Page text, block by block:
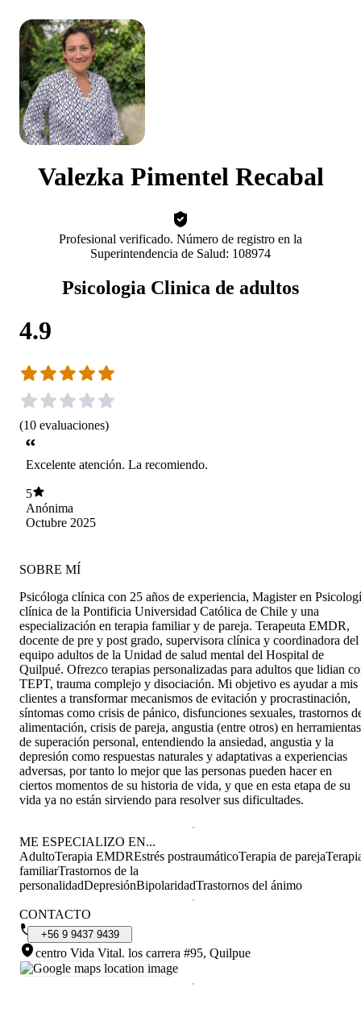
Valezka Pimentel Recabal
Profesional verificado. Número de registro en la
Superintendencia de Salud: 108974
Psicologia Clinica de adultos
4.9
(10 evaluaciones)
Excelente atención. La recomiendo.
5
Anónima
Octubre 2025
SOBRE MÍ
Psicóloga clínica con 25 años de experiencia, Magister en
clínica de la Pontificia Universidad Católica de Chile y una
especialización en terapia familiar y de pareja. Terapeuta EMDR,
docente de pre y post grado, supervisora clínica y coordinadora del
equipo adultos de la Unidad de salud mental del Hospital de
Quilpué. Ofrezco terapias personalizadas para adultos que lidian
TEPT, trauma complejo y disociación. Mi objetivo es ayudar a mis
clientes a transformar mecanismos de evitación y procrastinación,
síntomas como crisis de pánico, disfunciones sexuales, trastornos
alimentación, crisis de pareja, angustia (entre otros) en herramientas
de superación personal, entendiendo la ansiedad, angustia y la
depresión como respuestas naturales y adaptativas a experiencias
adversas, por tanto lo mejor que las personas pueden hacer en
ciertos momentos de su historia de vida, y que en esta etapa de su
vida ya no están sirviendo para resolver sus dificultades.
ME ESPECIALIZO EN...
AdultoTerapia EMDREstrés postraumáticoTerapia de pareja
familiarTrastornos de la
personalidadDepresiónBipolaridadTrastornos del ánimo
CONTACTO
+56 9 9437 9439
centro Vida Vital. los carrera #95, Quilpue